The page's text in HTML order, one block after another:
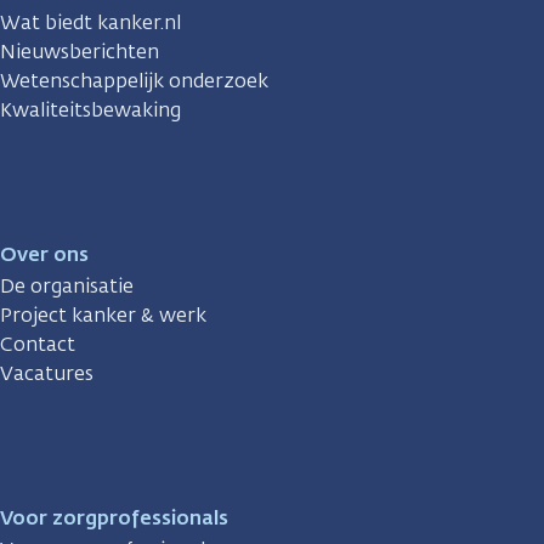
Wat biedt kanker.nl
Nieuwsberichten
Wetenschappelijk onderzoek
Kwaliteitsbewaking
Over ons
De organisatie
Project kanker & werk
Contact
Vacatures
Voor zorgprofessionals